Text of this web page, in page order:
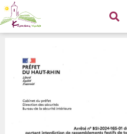
Panneau de gestion des cookies